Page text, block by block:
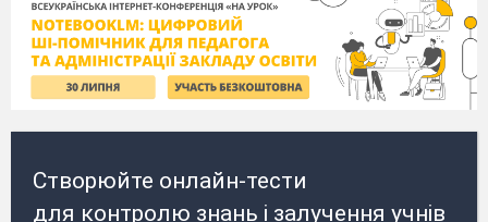
Створюйте онлайн-тести
для контролю знань і залучення учнів